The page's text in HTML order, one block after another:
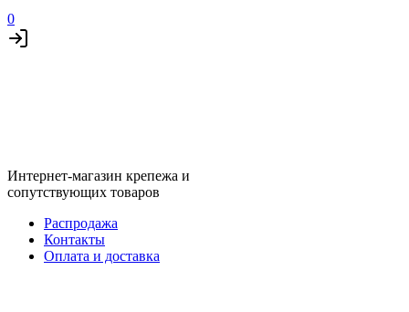
0
Интернет-магазин крепежа и
сопутствующих товаров
Распродажа
Контакты
Оплата и доставка